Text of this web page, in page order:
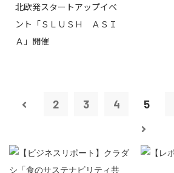
北欧発スタートアップイベ
ント「ＳＬＵＳＨ ＡＳＩ
Ａ」開催
2 3 4 5